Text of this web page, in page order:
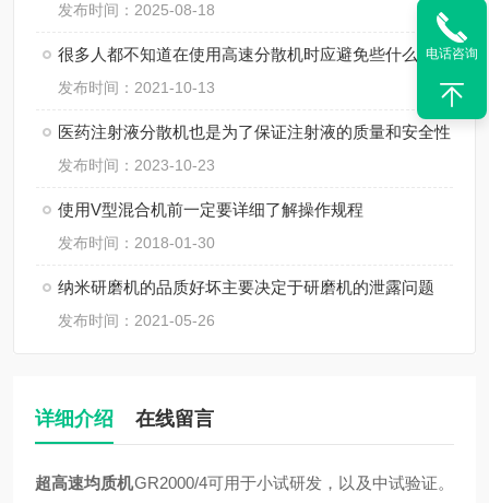
发布时间：2025-08-18
很多人都不知道在使用高速分散机时应避免些什么?
发布时间：2021-10-13
医药注射液分散机也是为了保证注射液的质量和安全性
发布时间：2023-10-23
使用V型混合机前一定要详细了解操作规程
发布时间：2018-01-30
纳米研磨机的品质好坏主要决定于研磨机的泄露问题
发布时间：2021-05-26
详细介绍 在线留言
超高速均质机GR2000/4可用于小试研发，以及中试验证。
电话咨询